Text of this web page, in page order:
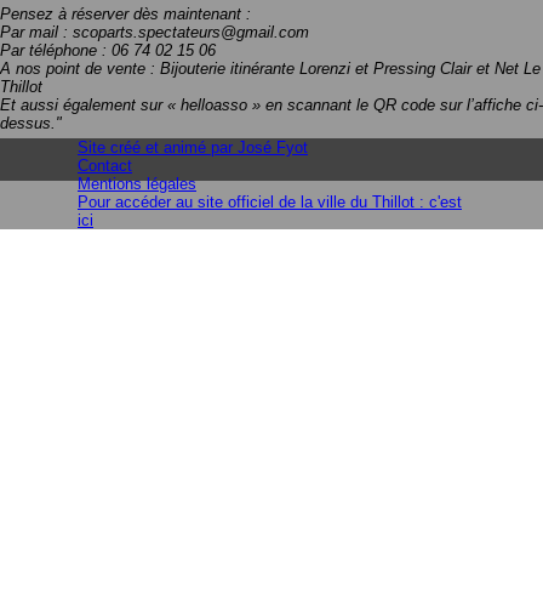
Pensez à réserver dès maintenant :
Par mail : scoparts.spectateurs@gmail.com
Par téléphone : 06 74 02 15 06
A nos point de vente : Bijouterie itinérante Lorenzi et Pressing Clair et Net Le
Thillot
Et aussi également sur « helloasso » en scannant le QR code sur l’affiche ci-
dessus."
Site créé et animé par José Fyot
Contact
Mentions légales
Pour accéder au site officiel de la ville du Thillot : c'est
ici
Retourner au contenu